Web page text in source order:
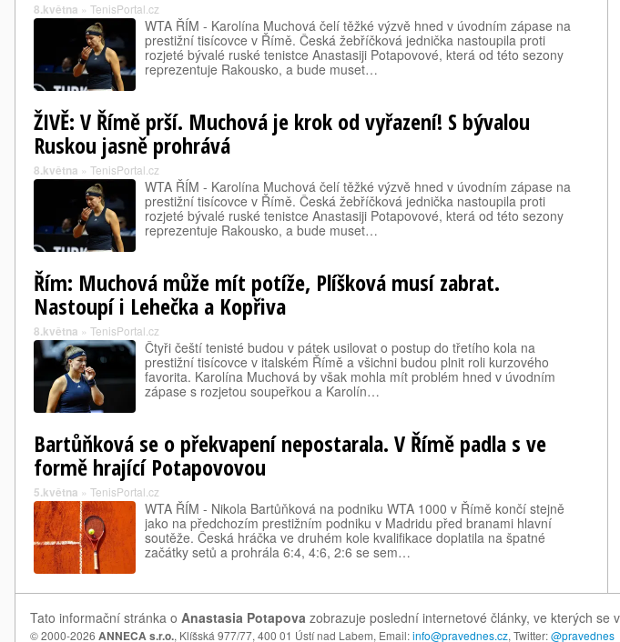
8.května » TenisPortal.cz
WTA ŘÍM - Karolína Muchová čelí těžké výzvě hned v úvodním zápase na
prestižní tisícovce v Římě. Česká žebříčková jednička nastoupila proti
rozjeté bývalé ruské tenistce Anastasiji Potapovové, která od této sezony
reprezentuje Rakousko, a bude muset…
ŽIVĚ: V Římě prší. Muchová je krok od vyřazení! S bývalou
Ruskou jasně prohrává
8.května » TenisPortal.cz
WTA ŘÍM - Karolína Muchová čelí těžké výzvě hned v úvodním zápase na
prestižní tisícovce v Římě. Česká žebříčková jednička nastoupila proti
rozjeté bývalé ruské tenistce Anastasiji Potapovové, která od této sezony
reprezentuje Rakousko, a bude muset…
Řím: Muchová může mít potíže, Plíšková musí zabrat.
Nastoupí i Lehečka a Kopřiva
8.května » TenisPortal.cz
Čtyři čeští tenisté budou v pátek usilovat o postup do třetího kola na
prestižní tisícovce v italském Římě a všichni budou plnit roli kurzového
favorita. Karolína Muchová by však mohla mít problém hned v úvodním
zápase s rozjetou soupeřkou a Karolín…
Bartůňková se o překvapení nepostarala. V Římě padla s ve
formě hrající Potapovovou
5.května » TenisPortal.cz
WTA ŘÍM - Nikola Bartůňková na podniku WTA 1000 v Římě končí stejně
jako na předchozím prestižním podniku v Madridu před branami hlavní
soutěže. Česká hráčka ve druhém kole kvalifikace doplatila na špatné
začátky setů a prohrála 6:4, 4:6, 2:6 se sem…
Tato informační stránka o Anastasia Potapova zobrazuje poslední internetové články, ve kterých se
© 2000-2026 ANNECA s.r.o., Klíšská 977/77, 400 01 Ústí nad Labem, Email:info@pravednes.cz, Twitter:@pravednes